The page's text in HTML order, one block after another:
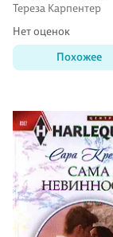
Тереза Карпентер
Нет оценок
Похожее